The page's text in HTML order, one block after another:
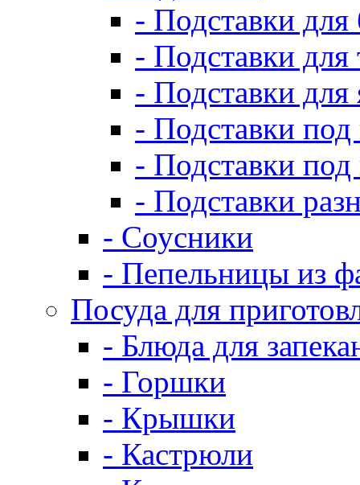
- Подставки
- Подставки для
- Подставки для
- Подставки
- Подставки под
- Подставки
- Соусники
- Пепельницы из
Посуда для
- Блюда для
- Горшки
- Крышки
- Кастрюли